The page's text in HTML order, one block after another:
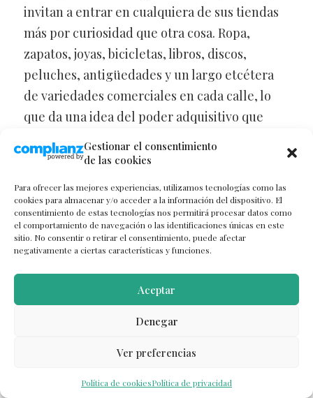
Gestionar el consentimiento
de las cookies
Para ofrecer las mejores experiencias, utilizamos tecnologías como las
cookies para almacenar y/o acceder a la información del dispositivo. El
consentimiento de estas tecnologías nos permitirá procesar datos como
el comportamiento de navegación o las identificaciones únicas en este
sitio. No consentir o retirar el consentimiento, puede afectar
negativamente a ciertas características y funciones.
Aceptar
Denegar
Ver preferencias
Política de cookiesPolítica de privacidad
invitan a entrar en cualquiera de sus tiendas
más por curiosidad que otra cosa. Ropa,
zapatos, joyas, bicicletas, libros, discos,
peluches, antigüedades y un largo etcétera
de variedades comerciales en cada calle, lo
que da una idea del poder adquisitivo que
existe a este lado de la Unión Europea.